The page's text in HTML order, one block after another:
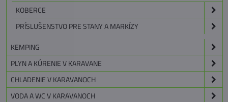
KOBERCE
PRÍSLUŠENSTVO PRE STANY A MARKÍZY
KEMPING
PLYN A KÚRENIE V KARAVANE
CHLADENIE V KARAVANOCH
VODA A WC V KARAVANOCH